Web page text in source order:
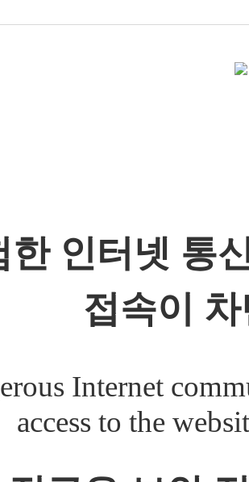
한 인터넷 통
접속이
Internet
access to the